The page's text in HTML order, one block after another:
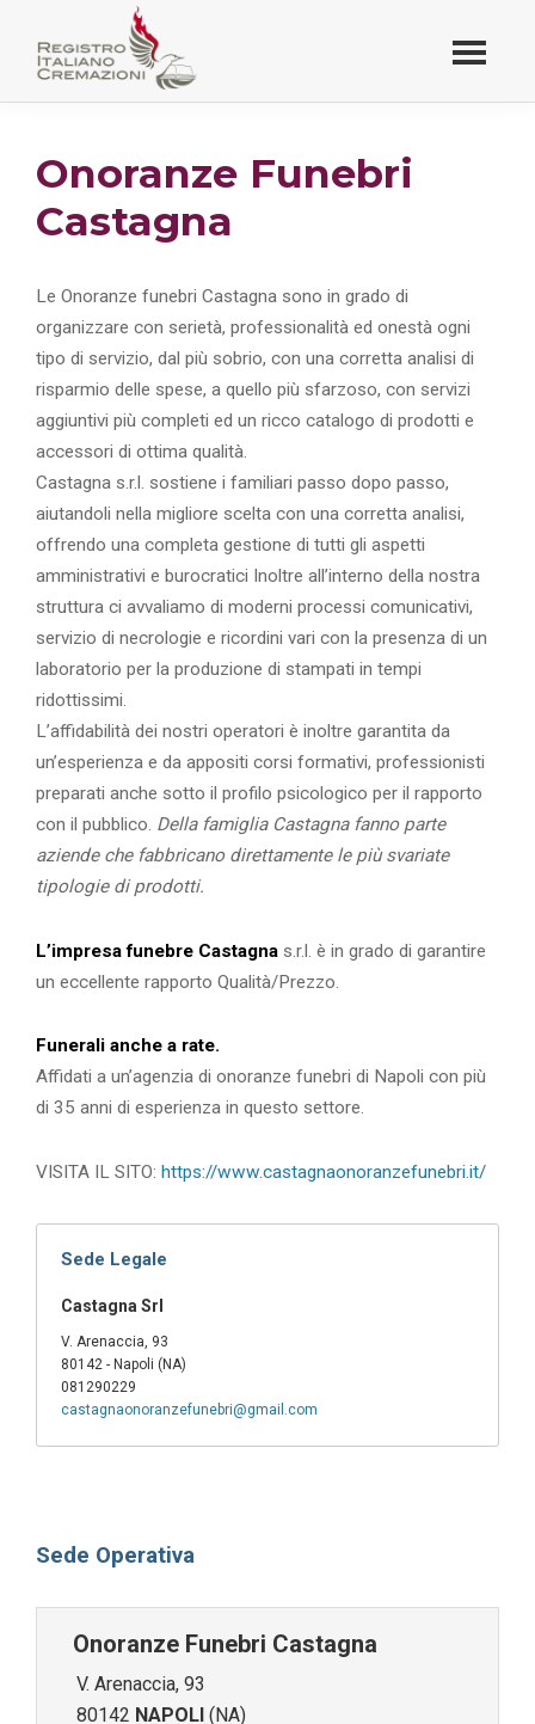
contenuto
principaleRegistro Italiano
Onoranze Funebri
Castagna
Le Onoranze funebri Castagna sono in grado di
organizzare con serietà, professionalità ed onestà ogni
tipo di servizio, dal più sobrio, con una corretta analisi di
risparmio delle spese, a quello più sfarzoso, con servizi
aggiuntivi più completi ed un ricco catalogo di prodotti e
accessori di ottima qualità.
Castagna s.r.l. sostiene i familiari passo dopo passo,
aiutandoli nella migliore scelta con una corretta analisi,
offrendo una completa gestione di tutti gli aspetti
amministrativi e burocratici Inoltre all’interno della nostra
struttura ci avvaliamo di moderni processi comunicativi,
servizio di necrologie e ricordini vari con la presenza di un
laboratorio per la produzione di stampati in tempi
ridottissimi.
L’affidabilità dei nostri operatori è inoltre garantita da
un’esperienza e da appositi corsi formativi, professionisti
preparati anche sotto il profilo psicologico per il rapporto
con il pubblico. Della famiglia Castagna fanno parte
aziende che fabbricano direttamente le più svariate
tipologie di prodotti.
L’impresa funebre Castagna s.r.l. è in grado di garantire
un eccellente rapporto Qualità/Prezzo.
Funerali anche a rate.
Affidati a un’agenzia di onoranze funebri di Napoli con più
di 35 anni di esperienza in questo settore.
VISITA IL SITO: https://www.castagnaonoranzefunebri.it/
Sede Legale
Castagna Srl
V. Arenaccia, 93
80142 - Napoli (NA)
081290229
castagnaonoranzefunebri@gmail.com
Sede Operativa
Onoranze Funebri Castagna
V. Arenaccia, 93
80142 NAPOLI (NA)